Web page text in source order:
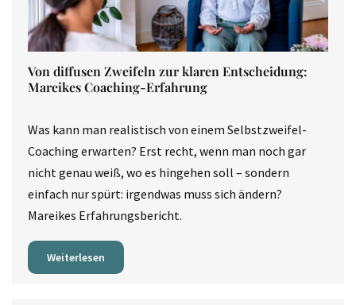
Von diffusen Zweifeln zur klaren Entscheidung:
Mareikes Coaching-Erfahrung
Was kann man realistisch von einem Selbstzweifel-
Coaching erwarten? Erst recht, wenn man noch gar
nicht genau weiß, wo es hingehen soll – sondern
einfach nur spürt: irgendwas muss sich ändern?
Mareikes Erfahrungsbericht.
Weiterlesen